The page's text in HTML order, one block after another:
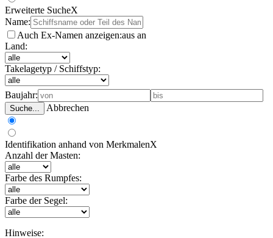
Erweiterte SucheX
Name:
Auch Ex-Namen anzeigen:aus an
Land:
Takelagetyp / Schiffstyp:
Baujahr:
Suche... Abbrechen
Identifikation anhand von MerkmalenX
Anzahl der Masten:
Farbe des Rumpfes:
Farbe der Segel:
Hinweise: